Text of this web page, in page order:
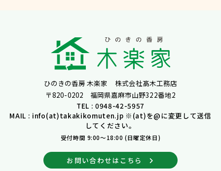
ひのきの香房 木楽家 株式会社髙木工務店
〒820-0202 福岡県嘉麻市山野322番地2
TEL : 0948-42-5957
MAIL : info(at)takakikomuten.jp ※(at)を@に変更して送信
してください。
受付時間 9:00～18:00 (日曜定休日)
お問い合わせはこちら